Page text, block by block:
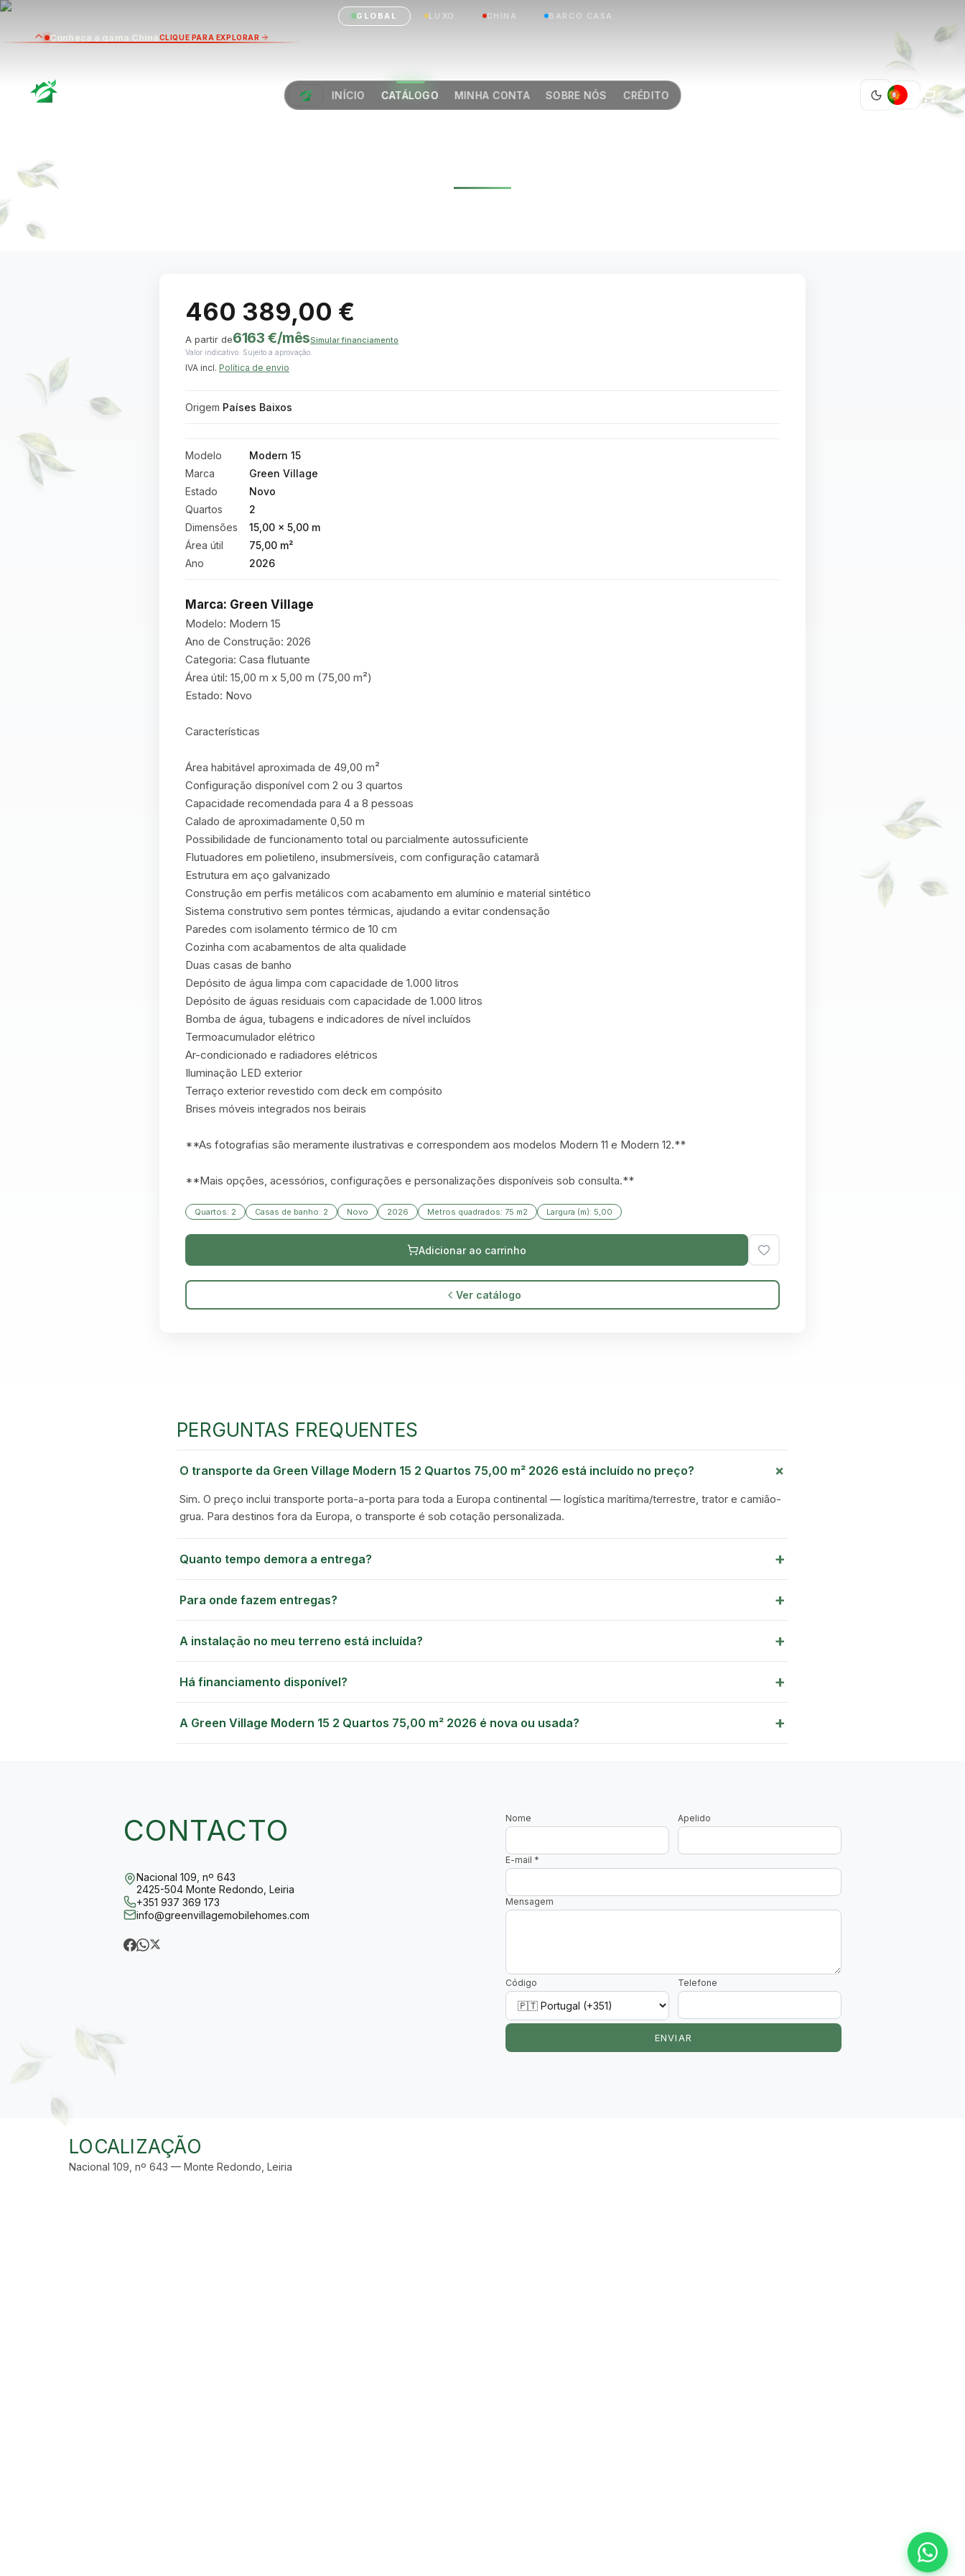
GLOBAL LUXO CHINA BARCO CASA
INÍCIO CATÁLOGO MINHA CONTA SOBRE NÓS CRÉDITO PT
GREEN VILLAGE
GREEN VILLAGE MODERN 15 2
460 389,00 €
A partir de6163 €/mêsSimular financiamento
Valor indicativo. Sujeito a aprovação.
IVA incl. Política de envio
Origem Países Baixos
Modelo
Modern 15
Marca
Green Village
Estado
Novo
Quartos
2
Dimensões
15,00 × 5,00 m
Área útil
75,00 m²
Ano
2026
Marca: Green Village
Modelo: Modern 15
Ano de Construção: 2026
Categoria: Casa flutuante
Área útil: 15,00 m x 5,00 m (75,00 m²)
Estado: Novo
Características
Área habitável aproximada de 49,00 m²
Configuração disponível com 2 ou 3 quartos
Capacidade recomendada para 4 a 8 pessoas
Calado de aproximadamente 0,50 m
Possibilidade de funcionamento total ou parcialmente autossuficiente
Flutuadores em polietileno, insubmersíveis, com configuração catamarã
Estrutura em aço galvanizado
Construção em perfis metálicos com acabamento em alumínio e material sintético
Sistema construtivo sem pontes térmicas, ajudando a evitar condensação
Paredes com isolamento térmico de 10 cm
Cozinha com acabamentos de alta qualidade
Duas casas de banho
Depósito de água limpa com capacidade de 1.000 litros
Depósito de águas residuais com capacidade de 1.000 litros
Bomba de água, tubagens e indicadores de nível incluídos
Termoacumulador elétrico
Ar-condicionado e radiadores elétricos
Iluminação LED exterior
Terraço exterior revestido com deck em compósito
Brises móveis integrados nos beirais
**As fotografias são meramente ilustrativas e correspondem aos modelos Modern 11 e Modern 12.**
**Mais opções, acessórios, configurações e personalizações disponíveis sob consulta.**
Quartos: 2 Casas de banho: 2 Novo 2026 Metros quadrados: 75 m2 Largura (m): 5,00
Adicionar ao carrinho
Ver catálogo
PERGUNTAS FREQUENTES
O transporte da Green Village Modern 15 2 Quartos 75,00 m² 2026 está incluído no preço? +
Sim. O preço inclui transporte porta-a-porta para toda a Europa continental — logística marítima/terrestre, trator e camião-
grua. Para destinos fora da Europa, o transporte é sob cotação personalizada.
Quanto tempo demora a entrega? +
Para onde fazem entregas? +
A instalação no meu terreno está incluída? +
Há financiamento disponível? +
A Green Village Modern 15 2 Quartos 75,00 m² 2026 é nova ou usada? +
CONTACTO
Nacional 109, nº 643
2425-504 Monte Redondo, Leiria
+351 937 369 173
info@greenvillagemobilehomes.com
Nome Apelido
E-mail *
Mensagem
Código Telefone
ENVIAR
LOCALIZAÇÃO
Nacional 109, nº 643 — Monte Redondo, Leiria
Conheça a gama ChinaCLIQUE PARA EXPLORAR